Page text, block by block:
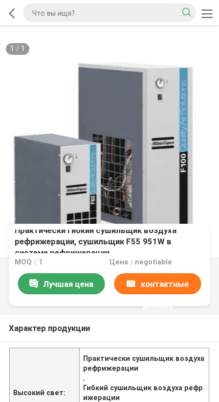
1 / 1
Практически гибкий сушильщик воздуха
рефрижерации, сушильщик F55 951W в
системе рефрижерации
MOQ：1 Цена：negotiable
Лучшая цена контактные
данные
Характер продукции
Высокий свет:
Практически сушильщик воздуха
рефрижерации
,
Гибкий сушильщик воздуха рефр
ижерации